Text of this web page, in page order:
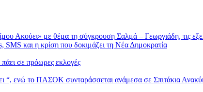
SMS και η κρίση που δοκιμάζει τη Νέα Δημοκρατία
σε πρόωρες εκλογές
“, ενώ το ΠΑΣΟΚ συνταράσσεται ανάμεσα σε Σπιτάκια